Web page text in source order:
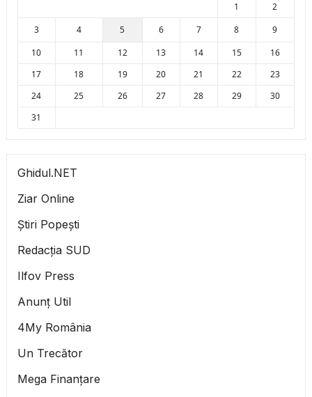
1
2
3
4 5 6 7 8
9
10
11 12 13 14 15
16
17
18 19 20 21 22
23
24
25 26 27 28 29
30
31
Ghidul.NET
Ziar Online
Știri Popești
Redacția SUD
Ilfov Press
Anunț Util
4My România
Un Trecător
Mega Finanțare